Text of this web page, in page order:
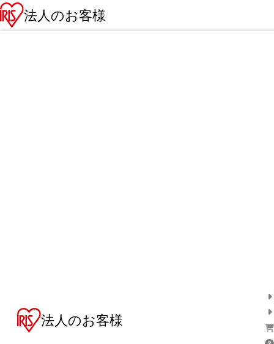
法人のお客様
法人のお客様